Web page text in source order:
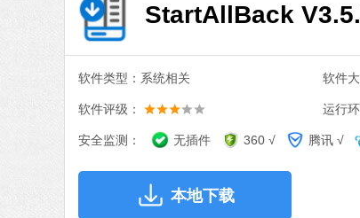
StartAllBack
软件类型：系统相关 软件
软件评级： 运行
安全监测： 无插件 360 √ 腾讯 √
本地下载